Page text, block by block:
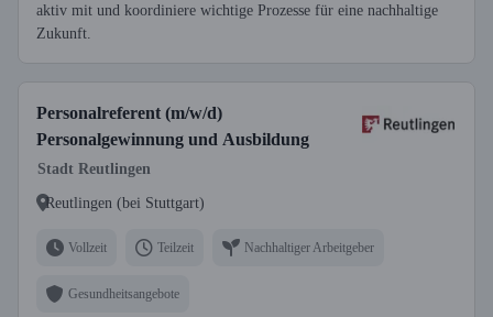
aktiv mit und koordiniere wichtige Prozesse für eine nachhaltige
Zukunft.
Personalreferent (m/w/d)
Personalgewinnung und Ausbildung
Stadt Reutlingen
Reutlingen (bei Stuttgart)
Vollzeit Teilzeit Nachhaltiger Arbeitgeber
Gesundheitsangebote